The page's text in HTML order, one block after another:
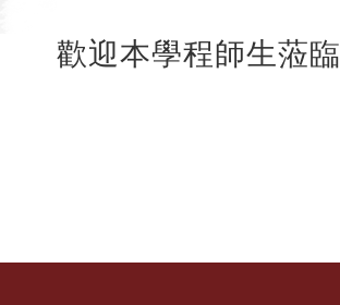
歡迎本學程師生蒞臨